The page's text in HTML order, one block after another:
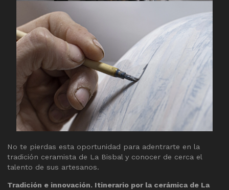
No te pierdas esta oportunidad para adentrarte en la
tradición ceramista de La Bisbal y conocer de cerca el
talento de sus artesanos.
Tradición e innovación. Itinerario por la cerámica de La